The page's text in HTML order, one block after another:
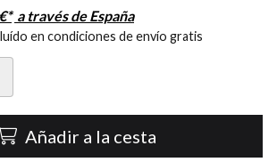
* a través deEspaña
en condiciones de envío gratis
Añadir a la cesta